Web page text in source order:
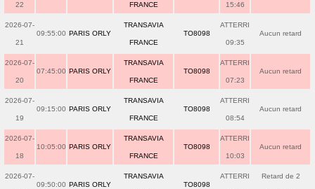
22 FRANCE 15:46
2026-07-
21
09:55:00 PARIS ORLY
TRANSAVIA
FRANCE
TO8098
ATTERRI
09:35
Aucun retard
2026-07-
20
07:45:00 PARIS ORLY
TRANSAVIA
FRANCE
TO8098
ATTERRI
07:23
Aucun retard
2026-07-
19
09:15:00 PARIS ORLY
TRANSAVIA
FRANCE
TO8098
ATTERRI
08:54
Aucun retard
2026-07-
18
10:05:00 PARIS ORLY
TRANSAVIA
FRANCE
TO8098
ATTERRI
10:03
Aucun retard
2026-07-
09:50:00 PARIS ORLY
TRANSAVIA
TO8098
ATTERRI Retard de 2